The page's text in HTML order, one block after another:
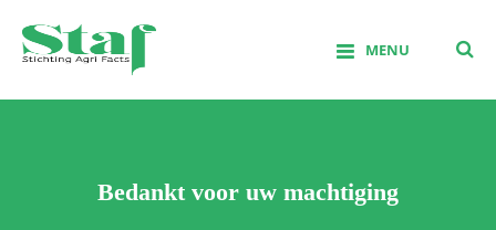
content
MENU
Bedankt voor uw machtiging